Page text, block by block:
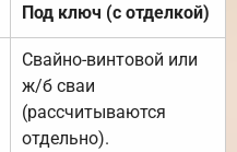
Под ключ (с отделкой)
Свайно-винтовой или
ж/б сваи
(рассчитываются
отдельно).